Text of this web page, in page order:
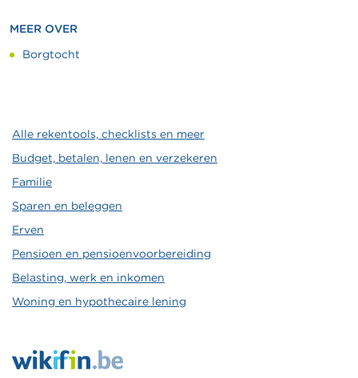
MEER OVER
Borgtocht
Alle rekentools, checklists en meer
Budget, betalen, lenen en verzekeren
Familie
Sparen en beleggen
Erven
Pensioen en pensioenvoorbereiding
Belasting, werk en inkomen
Woning en hypothecaire lening